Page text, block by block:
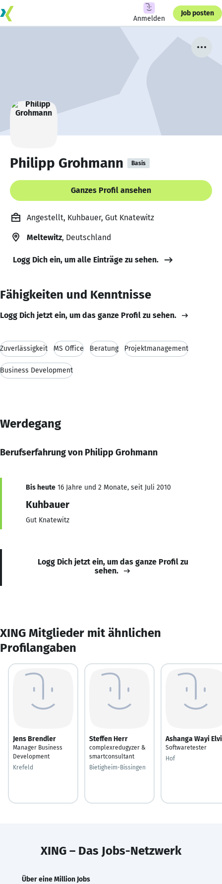
Anmelden
Job posten
Philipp Grohmann Basis
Ganzes Profil ansehen
Angestellt, Kuhbauer, Gut Knatewitz
Meltewitz, Deutschland
Logg Dich ein, um alle Einträge zu sehen.
Fähigkeiten und Kenntnisse
Logg Dich jetzt ein, um das ganze Profil zu sehen.
Zuverlässigkeit MS Office Beratung Projektmanagement
Business Development
Werdegang
Berufserfahrung von Philipp Grohmann
Bis heute 16 Jahre und 2 Monate, seit Juli 2010
Kuhbauer
Gut Knatewitz
Logg Dich jetzt ein, um das ganze Profil zu
sehen.
XING Mitglieder mit ähnlichen
Profilangaben
Jens Brendler
Manager Business
Development
Krefeld
Steffen Herr
complexredugyzer &
smartconsultant
Bietigheim-Bissingen
Ashanga Wayi
Softwaretester
Hof
XING – Das Jobs-Netzwerk
Über eine Million Jobs